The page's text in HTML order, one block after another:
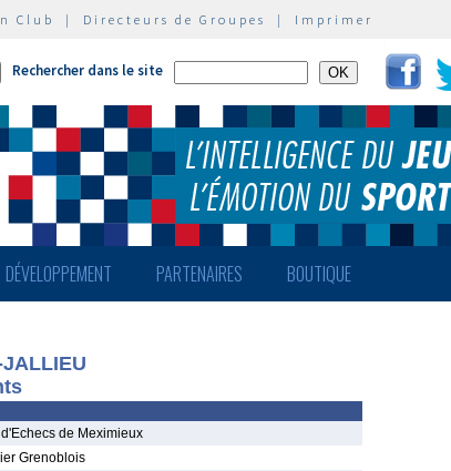
Club | Directeurs de Groupes | Imprimer
Rechercher dans le site
DÉVELOPPEMENT PARTENAIRES BOUTIQUE
JALLIEU
de Meximieux
Grenoblois